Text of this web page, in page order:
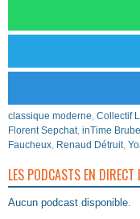
classique moderne, Collectif
Florent Sepchat, inTime
Faucheux, Renaud Détruit,
LES PODCASTS EN
Aucun podcast disponible.